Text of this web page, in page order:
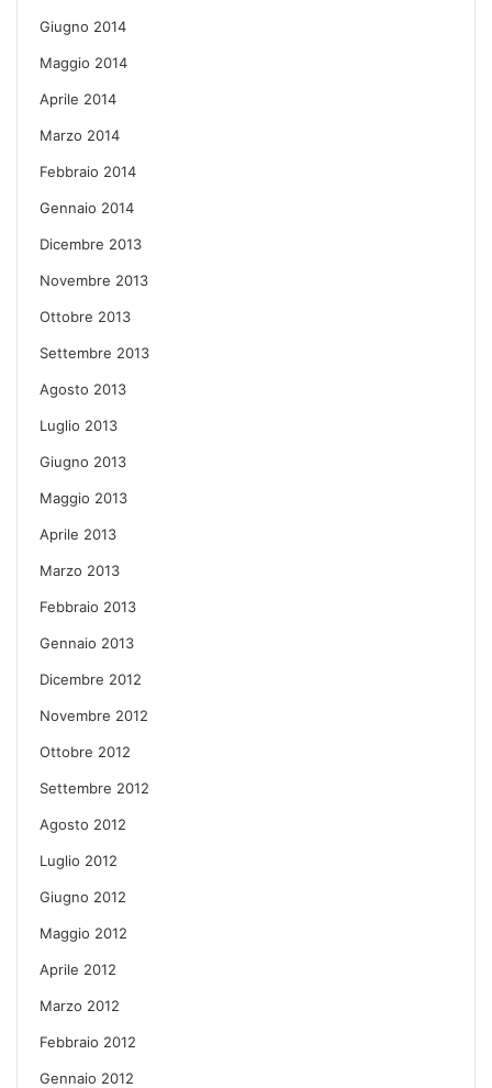
Giugno 2014
Maggio 2014
Aprile 2014
Marzo 2014
Febbraio 2014
Gennaio 2014
Dicembre 2013
Novembre 2013
Ottobre 2013
Settembre 2013
Agosto 2013
Luglio 2013
Giugno 2013
Maggio 2013
Aprile 2013
Marzo 2013
Febbraio 2013
Gennaio 2013
Dicembre 2012
Novembre 2012
Ottobre 2012
Settembre 2012
Agosto 2012
Luglio 2012
Giugno 2012
Maggio 2012
Aprile 2012
Marzo 2012
Febbraio 2012
Gennaio 2012